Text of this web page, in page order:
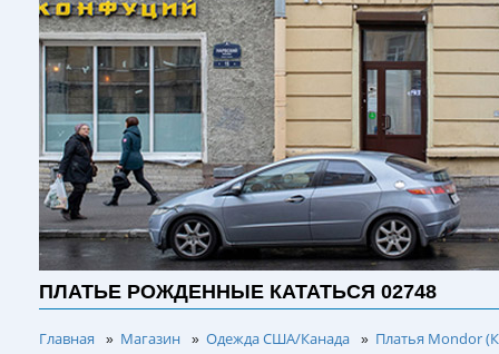
ПЛАТЬЕ РОЖДЕННЫЕ КАТАТЬСЯ 02748
Главная » Магазин » Одежда США/Канада » Платья Mondor